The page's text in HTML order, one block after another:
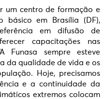
um centro de formação e
básico em Brasília (DF),
em difusão de
capacitações nas
Funasa sempre esteve
da qualidade de vida e os
Hoje, precisamos
e a continuidade da
extremos colocam